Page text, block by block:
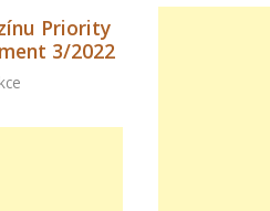
Priority
3/2022